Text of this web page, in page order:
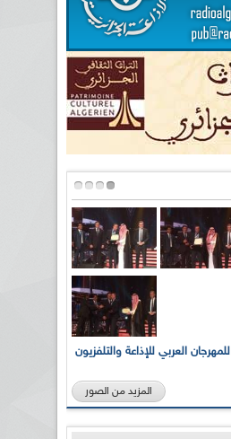
بالصور... الدورة الـ21 للمهرجان العربي للإذاعة والتلفزيون
المزيد من الصور